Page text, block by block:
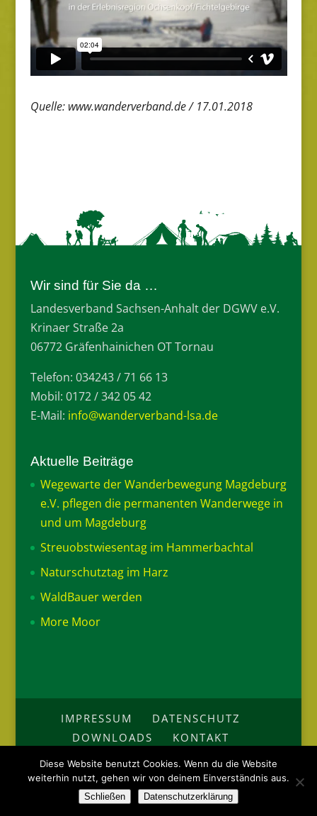
Quelle: www.wanderverband.de / 17.01.2018
Wir sind für Sie da …
Landesverband Sachsen-Anhalt der DGWV e.V.
Krinaer Straße 2a
06772 Gräfenhainichen OT Tornau
Telefon: 034243 / 71 66 13
Mobil: 0172 / 342 05 42
E-Mail: info@wanderverband-lsa.de
Aktuelle Beiträge
Wegewarte der Wanderbewegung Magdeburg
e.V. pflegen die permanenten Wanderwege in
und um Magdeburg
Streuobstwiesentag im Hammerbachtal
Naturschutztag im Harz
WaldBauer werden
More Moor
IMPRESSUM
DATENSCHUTZ
DOWNLOADS
KONTAKT
© Wanderverband Sachsen-Anhalt e.V. | Alle Rechte vorbehalten.
| Webdesign:staips.net - IT-Service
Diese Website benutzt Cookies. Wenn du die Website
weiterhin nutzt, gehen wir von deinem Einverständnis aus.
Schließen Datenschutzerklärung